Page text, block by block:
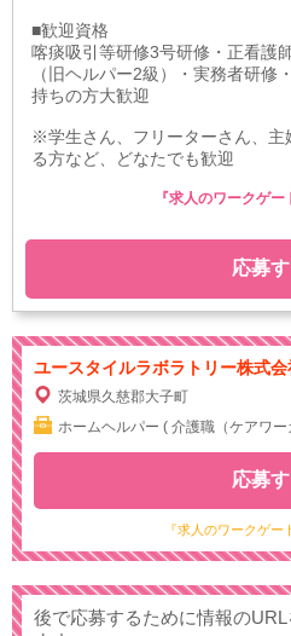
■歓迎資格
喀痰吸引等研修3号研修・正看護
（旧ヘルパー2級）・実務者研修
持ちの方大歓迎
※学生さん、フリーターさん、主
る方など、どなたでも歓迎
応募
『求人のワークゲ
ユースタイルラボラトリー株式会
茨城県久慈郡大子町
ホームヘルパー ( 介護職（ケアワ
『求人のワークゲー
応募
後で応募するために情報の